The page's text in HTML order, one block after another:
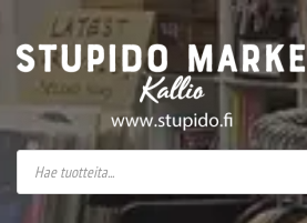
Stupido Market – verkossa